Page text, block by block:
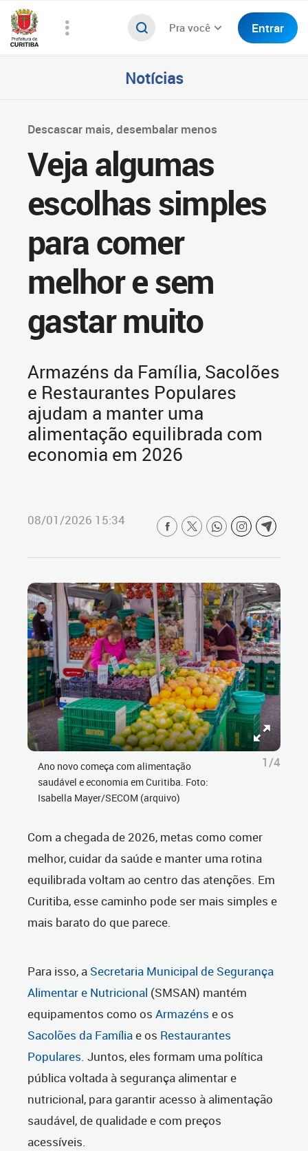
Pra você Entrar
Notícias
Descascar mais, desembalar menos
Veja algumas
escolhas simples
para comer
melhor e sem
gastar muito
Armazéns da Família, Sacolões
e Restaurantes Populares
ajudam a manter uma
alimentação equilibrada com
economia em 2026
08/01/2026 15:34
Ano novo começa com alimentação
saudável e economia em Curitiba. Foto:
Isabella Mayer/SECOM (arquivo)
1/4
Com a chegada de 2026, metas como comer
melhor, cuidar da saúde e manter uma rotina
equilibrada voltam ao centro das atenções. Em
Curitiba, esse caminho pode ser mais simples e
mais barato do que parece.
Para isso, a Secretaria Municipal de Segurança
Alimentar e Nutricional (SMSAN) mantém
equipamentos como os Armazéns e os
Sacolões da Famíliae os Restaurantes
Populares. Juntos, eles formam uma política
pública voltada à segurança alimentar e
nutricional, para garantir acesso à alimentação
saudável, de qualidade e com preços
acessíveis.